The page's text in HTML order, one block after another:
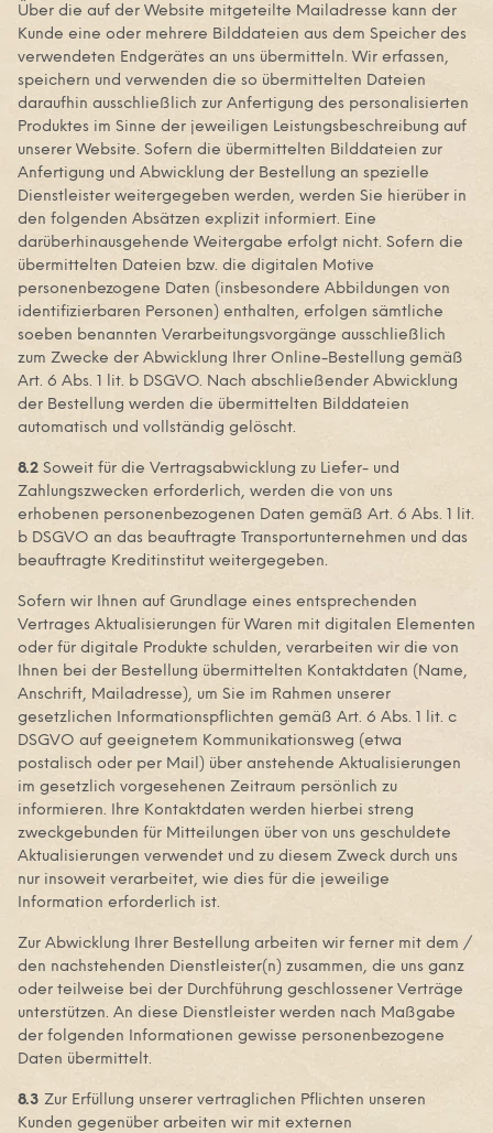
Über die auf der Website mitgeteilte Mailadresse kann der
Kunde eine oder mehrere Bilddateien aus dem Speicher des
verwendeten Endgerätes an uns übermitteln. Wir erfassen,
speichern und verwenden die so übermittelten Dateien
daraufhin ausschließlich zur Anfertigung des personalisierten
Produktes im Sinne der jeweiligen Leistungsbeschreibung auf
unserer Website. Sofern die übermittelten Bilddateien zur
Anfertigung und Abwicklung der Bestellung an spezielle
Dienstleister weitergegeben werden, werden Sie hierüber in
den folgenden Absätzen explizit informiert. Eine
darüberhinausgehende Weitergabe erfolgt nicht. Sofern die
übermittelten Dateien bzw. die digitalen Motive
personenbezogene Daten (insbesondere Abbildungen von
identifizierbaren Personen) enthalten, erfolgen sämtliche
soeben benannten Verarbeitungsvorgänge ausschließlich
zum Zwecke der Abwicklung Ihrer Online-Bestellung gemäß
Art. 6 Abs. 1 lit. b DSGVO. Nach abschließender Abwicklung
der Bestellung werden die übermittelten Bilddateien
automatisch und vollständig gelöscht.
8.2 Soweit für die Vertragsabwicklung zu Liefer- und
Zahlungszwecken erforderlich, werden die von uns
erhobenen personenbezogenen Daten gemäß Art. 6 Abs. 1 lit.
b DSGVO an das beauftragte Transportunternehmen und das
beauftragte Kreditinstitut weitergegeben.
Sofern wir Ihnen auf Grundlage eines entsprechenden
Vertrages Aktualisierungen für Waren mit digitalen Elementen
oder für digitale Produkte schulden, verarbeiten wir die von
Ihnen bei der Bestellung übermittelten Kontaktdaten (Name,
Anschrift, Mailadresse), um Sie im Rahmen unserer
gesetzlichen Informationspflichten gemäß Art. 6 Abs. 1 lit. c
DSGVO auf geeignetem Kommunikationsweg (etwa
postalisch oder per Mail) über anstehende Aktualisierungen
im gesetzlich vorgesehenen Zeitraum persönlich zu
informieren. Ihre Kontaktdaten werden hierbei streng
zweckgebunden für Mitteilungen über von uns geschuldete
Aktualisierungen verwendet und zu diesem Zweck durch uns
nur insoweit verarbeitet, wie dies für die jeweilige
Information erforderlich ist.
Zur Abwicklung Ihrer Bestellung arbeiten wir ferner mit dem /
den nachstehenden Dienstleister(n) zusammen, die uns ganz
oder teilweise bei der Durchführung geschlossener Verträge
unterstützen. An diese Dienstleister werden nach Maßgabe
der folgenden Informationen gewisse personenbezogene
Daten übermittelt.
8.3 Zur Erfüllung unserer vertraglichen Pflichten unseren
Kunden gegenüber arbeiten wir mit externen